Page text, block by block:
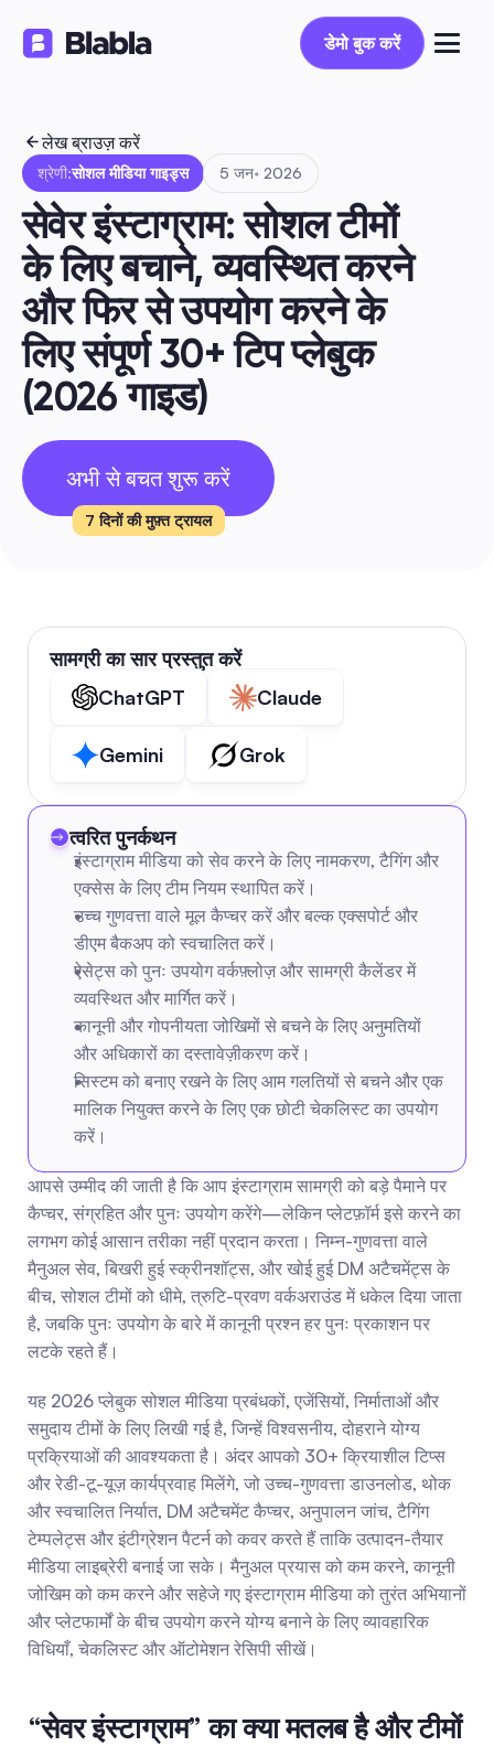
डेमो बुक करें
डेमो बुक करें
लेख ब्राउज़ करें
श्रेणी:सोशल मीडिया गाइड्स 5 जन॰ 2026
सेवेर इंस्टाग्राम: सोशल टीमों
के लिए बचाने, व्यवस्थित करने
और फिर से उपयोग करने के
लिए संपूर्ण 30+ टिप प्लेबुक
(2026 गाइड)
अभी से बचत शुरू करें
7 दिनों की मुफ़्त ट्रायल
सामग्री का सार प्रस्तुत करें
ChatGPT
Claude
Gemini Grok
त्वरित पुनर्कथन
इंस्टाग्राम मीडिया को सेव करने के लिए नामकरण, टैगिंग और
एक्सेस के लिए टीम नियम स्थापित करें।
उच्च गुणवत्ता वाले मूल कैप्चर करें और बल्क एक्सपोर्ट और
डीएम बैकअप को स्वचालित करें।
ऐसेट्स को पुनः उपयोग वर्कफ़्लोज़ और सामग्री कैलेंडर में
व्यवस्थित और मार्गित करें।
कानूनी और गोपनीयता जोखिमों से बचने के लिए अनुमतियों
और अधिकारों का दस्तावेज़ीकरण करें।
सिस्टम को बनाए रखने के लिए आम गलतियों से बचने और एक
मालिक नियुक्त करने के लिए एक छोटी चेकलिस्ट का उपयोग
करें।
आपसे उम्मीद की जाती है कि आप इंस्टाग्राम सामग्री को बड़े पैमाने पर
कैप्चर, संग्रहित और पुनः उपयोग करेंगे—लेकिन प्लेटफ़ॉर्म इसे करने का
लगभग कोई आसान तरीका नहीं प्रदान करता। निम्न-गुणवत्ता वाले
मैनुअल सेव, बिखरी हुई स्क्रीनशॉट्स, और खोई हुई DM अटैचमेंट्स के
बीच, सोशल टीमों को धीमे, त्रुटि-प्रवण वर्कअराउंड में धकेल दिया जाता
है, जबकि पुनः उपयोग के बारे में कानूनी प्रश्न हर पुनः प्रकाशन पर
लटके रहते हैं।
यह 2026 प्लेबुक सोशल मीडिया प्रबंधकों, एजेंसियों, निर्माताओं और
समुदाय टीमों के लिए लिखी गई है, जिन्हें विश्वसनीय, दोहराने योग्य
प्रक्रियाओं की आवश्यकता है। अंदर आपको 30+ क्रियाशील टिप्स
और रेडी-टू-यूज़ कार्यप्रवाह मिलेंगे, जो उच्च-गुणवत्ता डाउनलोड, थोक
और स्वचालित निर्यात, DM अटैचमेंट कैप्चर, अनुपालन जांच, टैगिंग
टेम्पलेट्स और इंटीग्रेशन पैटर्न को कवर करते हैं ताकि उत्पादन-तैयार
मीडिया लाइब्रेरी बनाई जा सके। मैनुअल प्रयास को कम करने, कानूनी
जोखिम को कम करने और सहेजे गए इंस्टाग्राम मीडिया को तुरंत अभियानों
और प्लेटफार्मों के बीच उपयोग करने योग्य बनाने के लिए व्यावहारिक
विधियाँ, चेकलिस्ट और ऑटोमेशन रेसिपी सीखें।
“सेवर इंस्टाग्राम” का क्या मतलब है और टीमों